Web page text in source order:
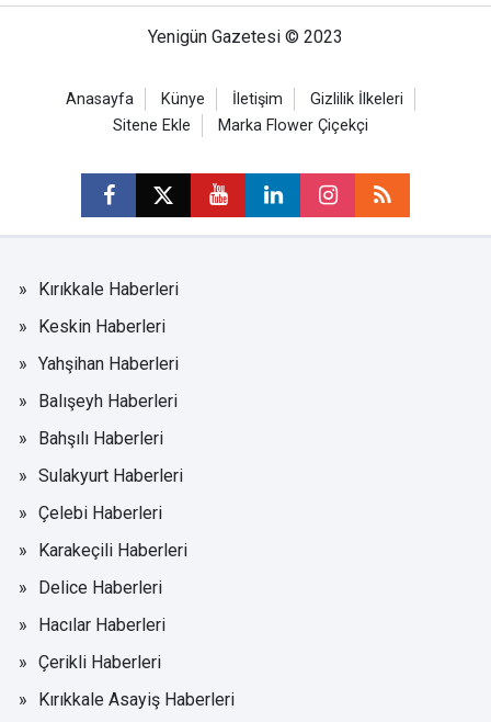
Yenigün Gazetesi © 2023
Anasayfa Künye İletişim
Gizlilik İlkeleri
Sitene Ekle
Marka Flower Çiçekçi
Kırıkkale Haberleri
Keskin Haberleri
Yahşihan Haberleri
Balışeyh Haberleri
Bahşılı Haberleri
Sulakyurt Haberleri
Çelebi Haberleri
Karakeçili Haberleri
Delice Haberleri
Hacılar Haberleri
Çerikli Haberleri
Kırıkkale Asayiş Haberleri